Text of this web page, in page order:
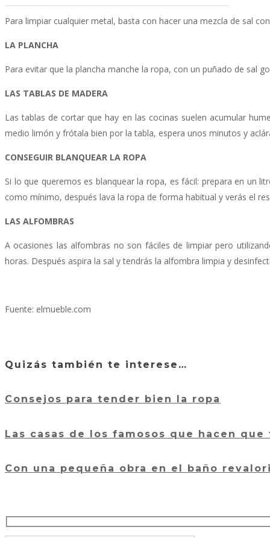
Para limpiar cualquier metal, basta con hacer una mezcla de sal
LA PLANCHA
Para evitar que la plancha manche la ropa, con un puñado de sal
LAS TABLAS DE MADERA
Las tablas de cortar que hay en las cocinas suelen acumular
medio limón y frótala bien por la tabla, espera unos minutos y
CONSEGUIR BLANQUEAR LA ROPA
Si lo que queremos es blanquear la ropa, es fácil: prepara en un
como mínimo, después lava la ropa de forma habitual y verás el
LAS ALFOMBRAS
A ocasiones las alfombras no son fáciles de limpiar pero
horas. Después aspira la sal y tendrás la alfombra limpia y
Fuente: elmueble.com
Quizás también te interese…
Consejos para tender bien la ropa
Las casas de los famosos que hacen
Con una pequeña obra en el baño